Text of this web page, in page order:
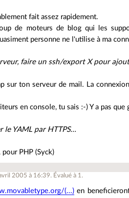
fait assez rapidement.
de moteurs de blog qui les
personne ne l'utilise à ma
faire un ssh/export X pour
sur ton serveur de mail. La
en console, tu sais :-) Y a pas que
YAML par HTTPS...
PHP (Syck)
2005 à 16:39. Évalué à 1.
(...)en